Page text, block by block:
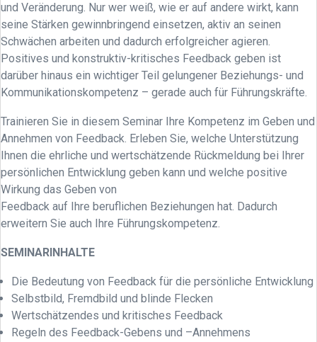
und Veränderung. Nur wer weiß, wie er auf andere wirkt, kann
seine Stärken gewinnbringend einsetzen, aktiv an seinen
Schwächen arbeiten und dadurch erfolgreicher agieren.
Positives und konstruktiv-kritisches Feedback geben ist
darüber hinaus ein wichtiger Teil gelungener Beziehungs- und
Kommunikationskompetenz – gerade auch für Führungskräfte.
Trainieren Sie in diesem Seminar Ihre Kompetenz im Geben und
Annehmen von Feedback. Erleben Sie, welche Unterstützung
Ihnen die ehrliche und wertschätzende Rückmeldung bei Ihrer
persönlichen Entwicklung geben kann und welche positive
Wirkung das Geben von
Feedback auf Ihre beruflichen Beziehungen hat. Dadurch
erweitern Sie auch Ihre Führungskompetenz.
SEMINARINHALTE
Die Bedeutung von Feedback für die persönliche Entwicklung
Selbstbild, Fremdbild und blinde Flecken
Wertschätzendes und kritisches Feedback
Regeln des Feedback-Gebens und –Annehmens